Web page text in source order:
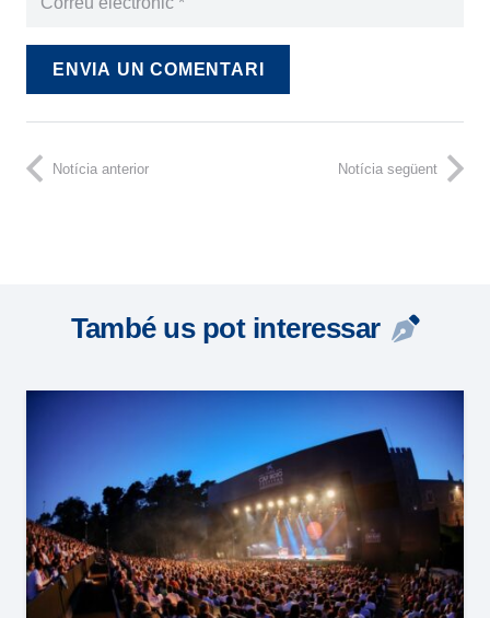
ENVIA UN COMENTARI
Notícia anterior Notícia següent
També us pot interessar